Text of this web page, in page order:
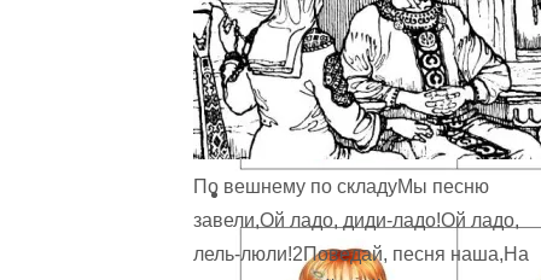
По вешнему по складуМы песню
завели,Ой ладо, диди-ладо!Ой ладо,
лель-люли!2Поведай, песня наша,На